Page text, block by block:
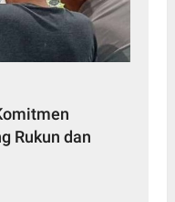
Rukun dan